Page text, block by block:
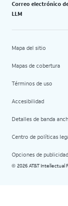
Correo electrónico
LLM
Mapa del sitio
Mapas de cobertura
Términos de uso
Accesibilidad
Detalles de banda
Centro de políticas
Opciones de publicidad
© 2026 AT&T